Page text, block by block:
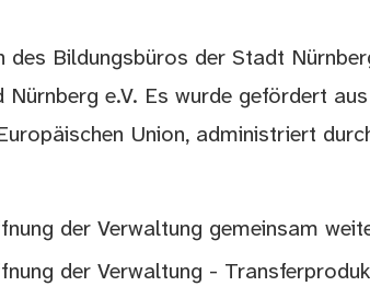
des Bildungsbüros der Stadt
e.V. Es wurde gefördert
Union, administriert
der Verwaltung gemeinsam
der Verwaltung -